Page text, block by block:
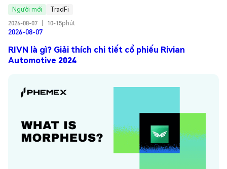
Người mới
TradFi
2026-08-07
10-15phút
2026-08-07
RIVN là gì? Giải thích chi tiết cổ phiếu Rivian
Automotive 2024